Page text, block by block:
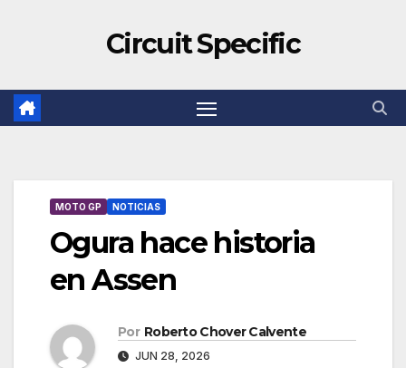
Circuit Specific
MOTO GP NOTICIAS
Ogura hace historia
en Assen
Por Roberto Chover Calvente
JUN 28, 2026